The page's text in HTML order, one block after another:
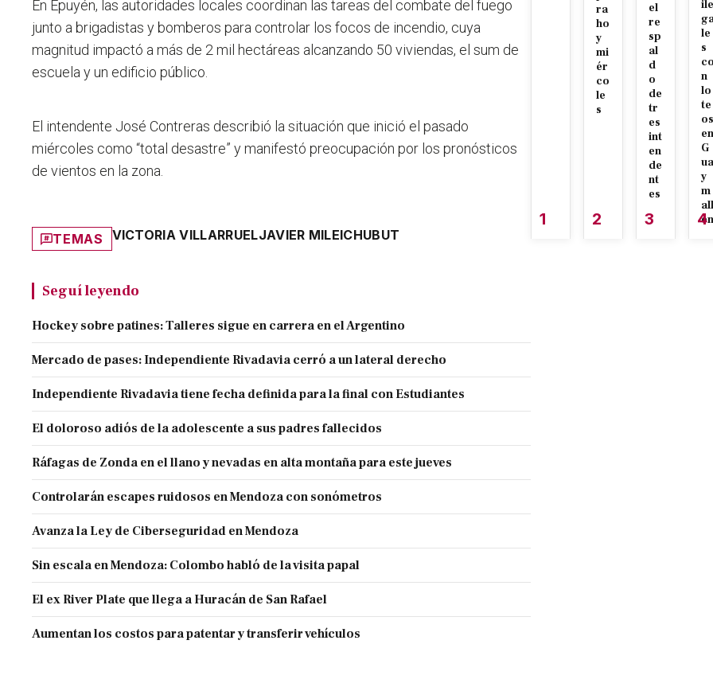
En Epuyén, las autoridades locales coordinan las tareas del combate del fuego
junto a brigadistas y bomberos para controlar los focos de incendio, cuya
magnitud impactó a más de 2 mil hectáreas alcanzando 50 viviendas, el sum de
escuela y un edificio público.
El intendente José Contreras describió la situación que inició el pasado
miércoles como “total desastre” y manifestó preocupación por los pronósticos
de vientos en la zona.
TEMAS VICTORIA VILLARRUELJAVIER MILEICHUBUT
Seguí leyendo
Hockey sobre patines: Talleres sigue en carrera en el Argentino
Mercado de pases: Independiente Rivadavia cerró a un lateral derecho
Independiente Rivadavia tiene fecha definida para la final con Estudiantes
El doloroso adiós de la adolescente a sus padres fallecidos
Ráfagas de Zonda en el llano y nevadas en alta montaña para este jueves
Controlarán escapes ruidosos en Mendoza con sonómetros
Avanza la Ley de Ciberseguridad en Mendoza
Sin escala en Mendoza: Colombo habló de la visita papal
El ex River Plate que llega a Huracán de San Rafael
Aumentan los costos para patentar y transferir vehículos
1
ra
ho
y
mi
ér
co
le
s
2
el
re
sp
al
d
o
de
tr
es
int
en
de
nt
es
3
ile
le
s
co
n
lo
te
os
en
G
ua
y
m
all
én
4